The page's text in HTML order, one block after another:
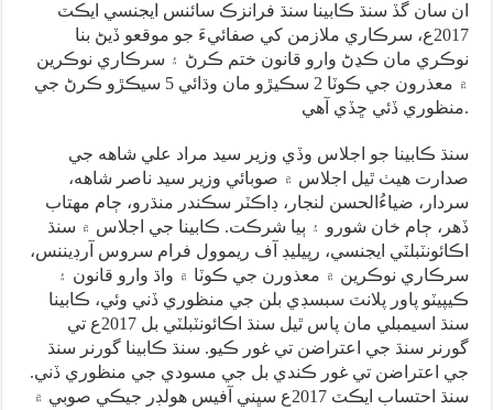
ان سان گڏ سنڌ ڪابينا سنڌ فرانزڪ سائنس ايجنسي ايڪٽ
2017ع، سرڪاري ملازمن کي صفائيءَ جو موقعو ڏيڻ بنا
نوڪري مان ڪڍڻ وارو قانون ختم ڪرڻ ۽ سرڪاري نوڪرين
۾ معذرون جي ڪوٽا 2 سڪيڙو مان وڌائي 5 سيڪڙو ڪرڻ جي
منظوري ڏئي ڇڏي آهي.
سنڌ ڪابينا جو اجلاس وڏي وزير سيد مراد علي شاهه جي
صدارت هيٺ ٿيل اجلاس ۾ صوبائي وزير سيد ناصر شاهه،
سردار، ضياءُالحسن لنجار، ڊاڪٽر سڪندر منڌرو، ڄام مهتاب
ڏهر، ڄام خان شورو ۽ ٻيا شرڪت. ڪابينا جي اجلاس ۾ سنڌ
اڪائونٽبلٽي ايجنسي، رپيليڊ آف ريموول فرام سروس آرڊيننس،
سرڪاري نوڪرين ۾ معذورن جي ڪوٽا ۾ واڌ وارو قانون ۽
ڪيپيٽو پاور پلانٽ سبسڊي بلن جي منظوري ڏني وئي، ڪابينا
سنڌ اسيمبلي مان پاس ٿيل سنڌ اڪائونٽبلٽي بل 2017ع تي
گورنر سنڌ جي اعتراضن تي غور ڪيو. سنڌ ڪابينا گورنر سنڌ
جي اعتراضن تي غور ڪندي بل جي مسودي جي منظوري ڏني.
سنڌ احتساب ايڪٽ 2017ع سڀني آفيس هولڊر جيڪي صوبي ۾